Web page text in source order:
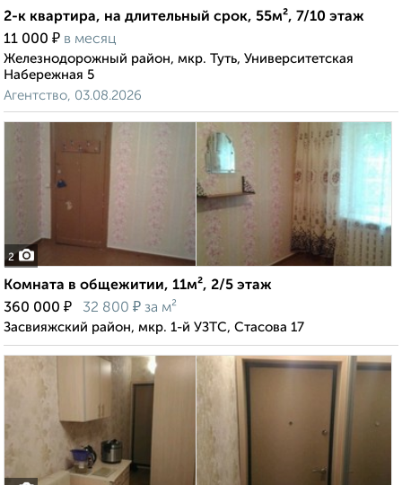
2-к квартира, на длительный срок, 55м², 7/10 этаж
11 000 ₽ в месяц
Железнодорожный район, мкр. Туть, Университетская
Набережная 5
Агентство, 03.08.2026
2
Комната в общежитии, 11м², 2/5 этаж
360 000 ₽ 32 800 ₽ за м²
Засвияжский район, мкр. 1-й УЗТС, Стасова 17